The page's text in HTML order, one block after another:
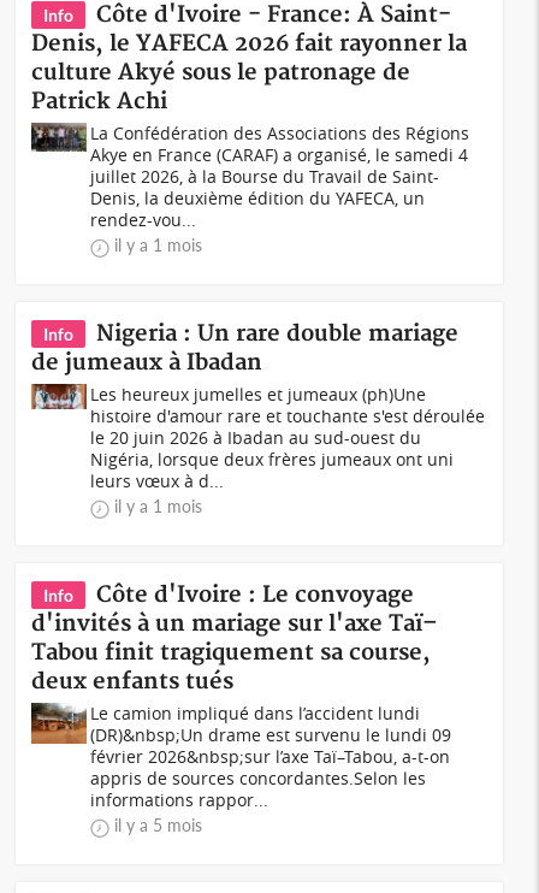
Info
Côte d'Ivoire - France: À Saint-
Denis, le YAFECA 2026 fait rayonner la
culture Akyé sous le patronage de
Patrick Achi
La Confédération des Associations des Régions
Akye en France (CARAF) a organisé, le samedi 4
juillet 2026, à la Bourse du Travail de Saint-
Denis, la deuxième édition du YAFECA, un
rendez-vou...
il y a 1 mois
Info
Nigeria : Un rare double mariage
de jumeaux à Ibadan
Les heureux jumelles et jumeaux (ph)Une
histoire d'amour rare et touchante s'est déroulée
le 20 juin 2026 à Ibadan au sud-ouest du
Nigéria, lorsque deux frères jumeaux ont uni
leurs vœux à d...
il y a 1 mois
Info
Côte d'Ivoire : Le convoyage
d'invités à un mariage sur l'axe Taï–
Tabou finit tragiquement sa course,
deux enfants tués
Le camion impliqué dans l’accident lundi
(DR)&nbsp;Un drame est survenu le lundi 09
février 2026&nbsp;sur l’axe Taï–Tabou, a-t-on
appris de sources concordantes.Selon les
informations rappor...
il y a 5 mois